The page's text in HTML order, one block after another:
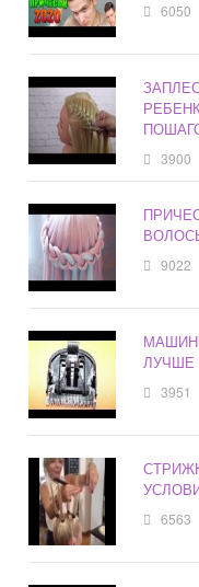
6050
3900
9022
ЛУЧШЕ
3951
6563